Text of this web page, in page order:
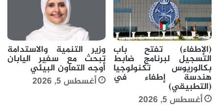
(الإطفاء) تفتح باب
التسجيل لبرنامج ضابط
بكالوريوس تكنولوجيا
هندسة إطفاء في
(التطبيقي)
أغسطس 5, 2026
وزير التنمية والاستدامة
تبحث مع سفير اليابان
أوجه التعاون البيئي
أغسطس 5, 2026